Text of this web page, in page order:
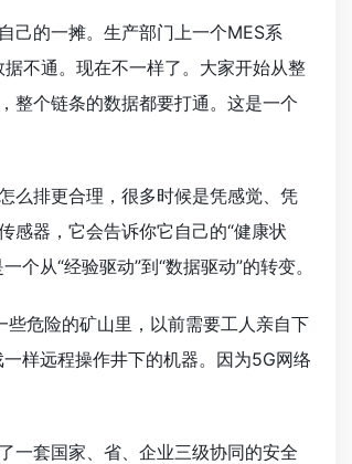
己的一摊。生产部门上一个MES系
不通。现在不一样了。大家开始从整
整个链条的数据都要打通。这是一个
么排更合理，很多时候是凭感觉、凭
感器，它会告诉你它自己的“健康状
从“经验驱动”到“数据驱动”的转变。
危险的矿山里，以前需要工人亲自下
样远程操作井下的机器。因为5G网络
一套国家、省、企业三级协同的安全